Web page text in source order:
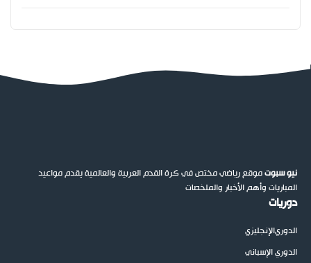
نيو سبوتموقع رياضي مختص في كرة القدم العربية والعالمية يقدم مواعيد
المباريات وأهم الأخبار والملخصات
دوريات
الدوريالإنجليزي
الدوري الإسباني